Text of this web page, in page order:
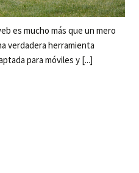
es mucho más que un mero
verdadera herramienta
para móviles y [...]